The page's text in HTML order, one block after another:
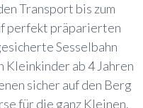
Transport bis zum
perfekt präparierten
Sesselbahn
Kleinkinder ab 4 Jahren
sicher auf den Berg
für die ganz Kleinen.